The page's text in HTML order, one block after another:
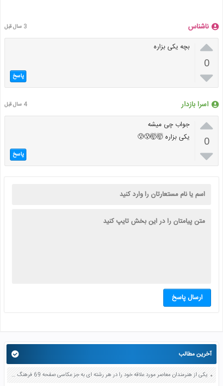
ناشناس 3 سال قبل

0

بچه یکی بزاره
پاسخ
اسرا بازدار 4 سال قبل

0

جواب چی میشه
یکی بزاره 🤯🤯😰😰
پاسخ
ارسال پاسخ
آخرین مطالب
یکی از هنرمندان معاصر مورد علاقه خود را در هر رشته ای به جز عکاسی صفحه 69 فرهنگ و هنر نهم